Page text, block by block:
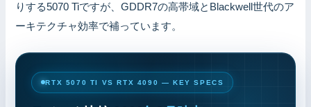
りする5070 Tiですが、GDDR7の高帯域とBlackwell世代のア
ーキテクチャ効率で補っています。
RTX 5070 TI VS RTX 4090 — KEY SPECS